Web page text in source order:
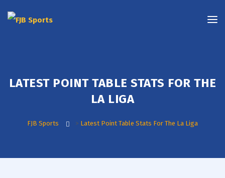
LATEST POINT TABLE STATS FOR THE
LA LIGA
FJB Sports > Latest Point Table Stats For The La Liga